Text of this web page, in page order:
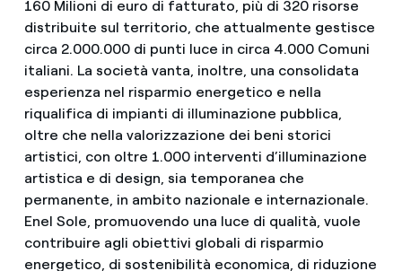
160 Milioni di euro di fatturato, più di 320 risorse
distribuite sul territorio, che attualmente gestisce
circa 2.000.000 di punti luce in circa 4.000 Comuni
italiani. La società vanta, inoltre, una consolidata
esperienza nel risparmio energetico e nella
riqualifica di impianti di illuminazione pubblica,
oltre che nella valorizzazione dei beni storici
artistici, con oltre 1.000 interventi d’illuminazione
artistica e di design, sia temporanea che
permanente, in ambito nazionale e internazionale.
Enel Sole, promuovendo una luce di qualità, vuole
contribuire agli obiettivi globali di risparmio
energetico, di sostenibilità economica, di riduzione